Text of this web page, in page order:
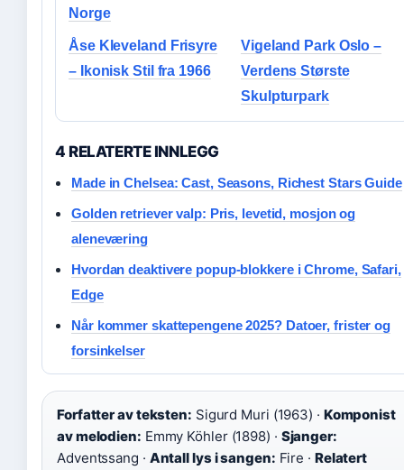
Norge
Åse Kleveland Frisyre
– Ikonisk Stil fra 1966
Vigeland Park Oslo –
Verdens Største
Skulpturpark
4 RELATERTE INNLEGG
Made in Chelsea: Cast, Seasons, Richest Stars Guide
Golden retriever valp: Pris, levetid, mosjon og
aleneværing
Hvordan deaktivere popup-blokkere i Chrome, Safari,
Edge
Når kommer skattepengene 2025? Datoer, frister og
forsinkelser
Forfatter av teksten: Sigurd Muri (1963) · Komponist
av melodien: Emmy Köhler (1898) · Sjanger:
Adventssang · Antall lys i sangen: Fire · Relatert